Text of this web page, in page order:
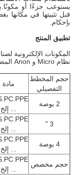
يستوعب جزءًا أو
قبل تثبيتها في مكانها
بإحكام.
تطبيق المنتج
المكونات الإلكترونية
نظام Micro و Anon المضمن
حجم المخطط
التفصيلي
مادة
2 بوصة
... إلخ
3 "
... إلخ
4 بوصة
... إلخ
حجم مخصص
... إلخ